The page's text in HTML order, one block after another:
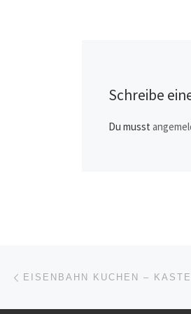
Schreibe
Du musst
Beitragsnavigation
EISENBAHN KUCHEN –